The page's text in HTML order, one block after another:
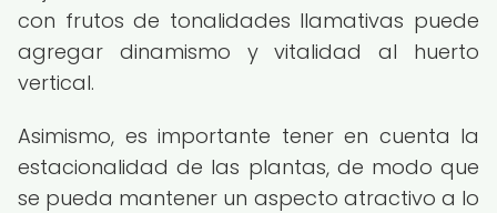
con frutos de tonalidades llamativas puede
agregar dinamismo y vitalidad al huerto
vertical.
Asimismo, es importante tener en cuenta la
estacionalidad de las plantas, de modo que
se pueda mantener un aspecto atractivo a lo